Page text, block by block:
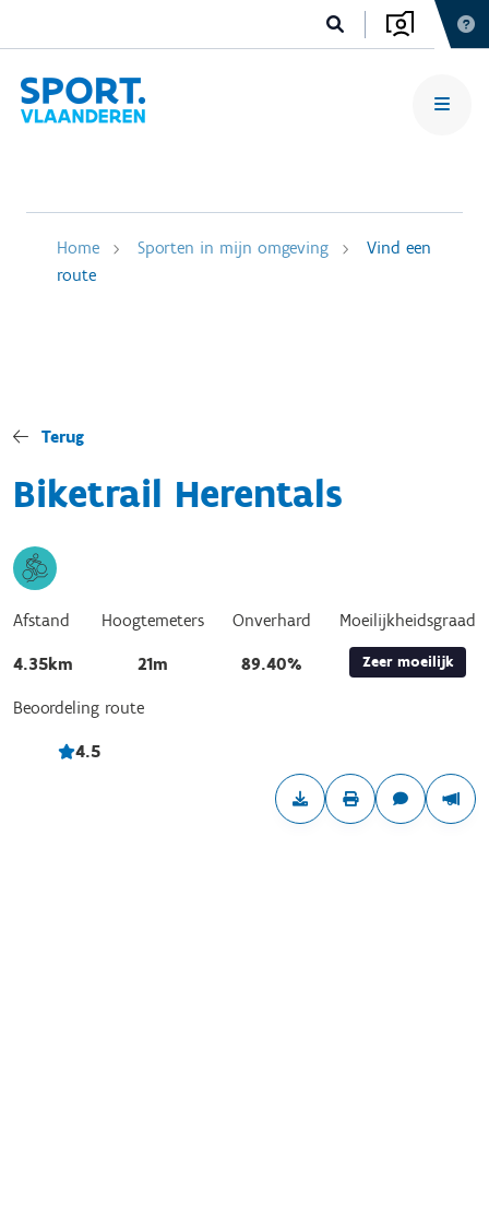
Home Sporten in mijn omgeving
Vind een
route
Terug
Biketrail Herentals
Afstand
4.35km
Hoogtemeters
21m
Onverhard
89.40%
Moeilijkheidsgraad
Zeer moeilijk
Beoordeling route
4.5